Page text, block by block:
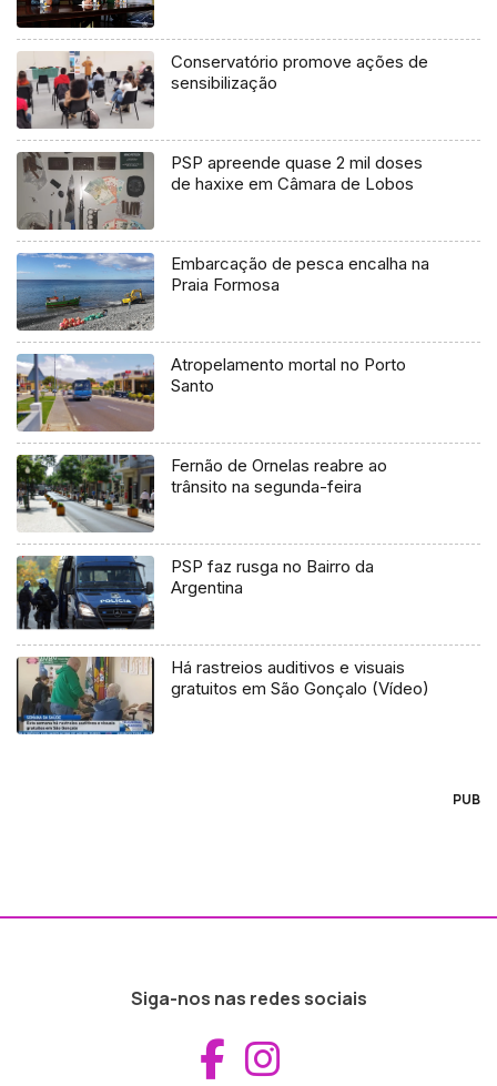
Conservatório promove ações de
sensibilização
PSP apreende quase 2 mil doses
de haxixe em Câmara de Lobos
Embarcação de pesca encalha na
Praia Formosa
Atropelamento mortal no Porto
Santo
Fernão de Ornelas reabre ao
trânsito na segunda-feira
PSP faz rusga no Bairro da
Argentina
Há rastreios auditivos e visuais
gratuitos em São Gonçalo (Vídeo)
PUB
Siga-nos nas redes sociais
Aceder ao